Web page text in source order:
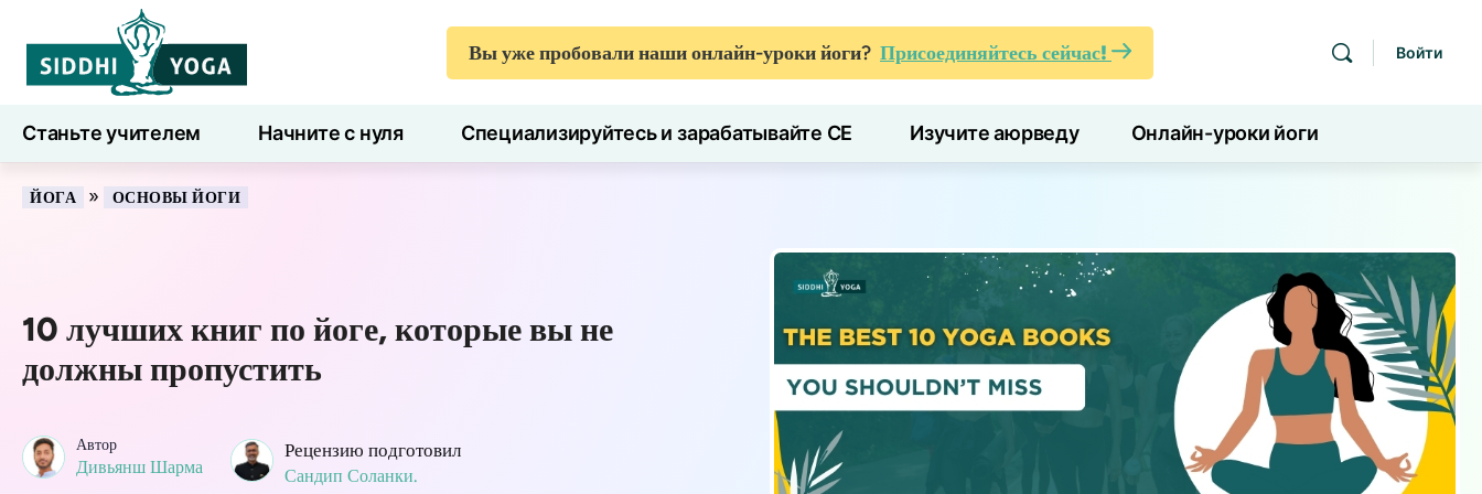
Вы уже пробовали наши онлайн-уроки йоги? Присоединяйтесь сейчас! Войти
Станьте учителем Начните с нуля Специализируйтесь и зарабатывайте CE Изучите аюрведу Онлайн-уроки йоги
7 дней здоровья Блог
ЙОГА » ОСНОВЫ ЙОГИ
10 лучших книг по йоге, которые вы не
должны пропустить
Автор
Дивьянш Шарма
Рецензию подготовил
Сандип Соланки.